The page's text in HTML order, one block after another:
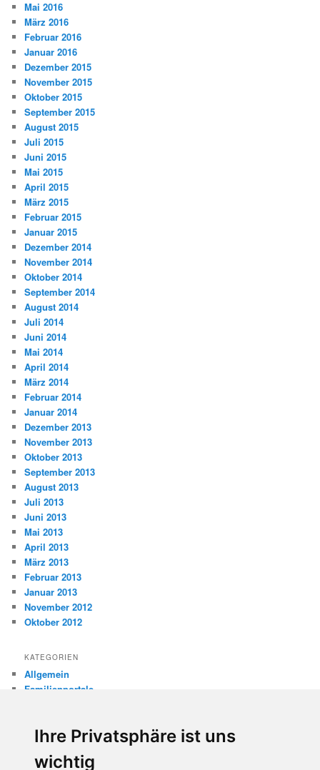
Ihre Privatsphäre ist uns
wichtig
Mai 2016
März 2016
Februar 2016
Januar 2016
Dezember 2015
November 2015
Oktober 2015
September 2015
August 2015
Juli 2015
Juni 2015
Mai 2015
April 2015
März 2015
Februar 2015
Januar 2015
Dezember 2014
November 2014
Oktober 2014
September 2014
August 2014
Juli 2014
Juni 2014
Mai 2014
April 2014
März 2014
Februar 2014
Januar 2014
Dezember 2013
November 2013
Oktober 2013
September 2013
August 2013
Juli 2013
Juni 2013
Mai 2013
April 2013
März 2013
Februar 2013
Januar 2013
November 2012
Oktober 2012
KATEGORIEN
Allgemein
Familienportale
Internetsicherheit
Missbrauch